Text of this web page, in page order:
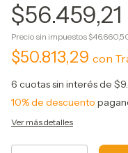
$56.459,21
Precio sin impuestos
$50.813,29 con
6 cuotas sin interés de
10% de descuento
Ver más detalles